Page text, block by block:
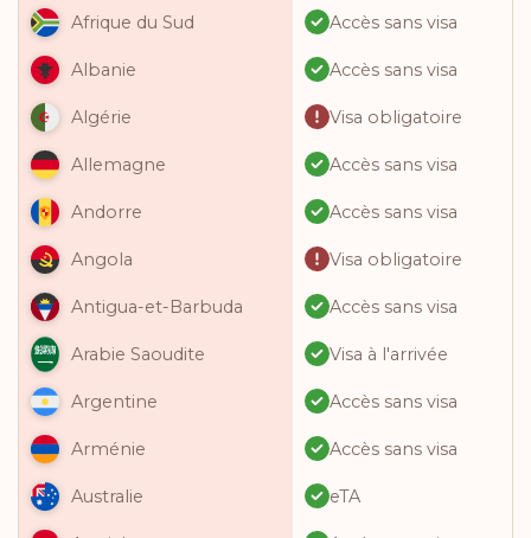
Afrique du Sud Accès sans visa
Albanie Accès sans visa
Algérie Visa obligatoire
Allemagne Accès sans visa
Andorre Accès sans visa
Angola Visa obligatoire
Antigua-et-Barbuda Accès sans visa
Arabie Saoudite Visa à l'arrivée
Argentine Accès sans visa
Arménie Accès sans visa
Australie eTA